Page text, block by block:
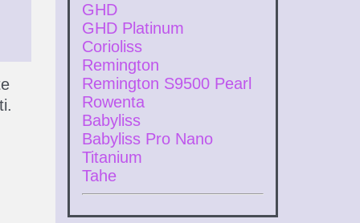
GHD
GHD Platinum
Corioliss
Remington
Remington S9500 Pearl
Rowenta
Babyliss
Babyliss Pro Nano
Titanium
Tahe